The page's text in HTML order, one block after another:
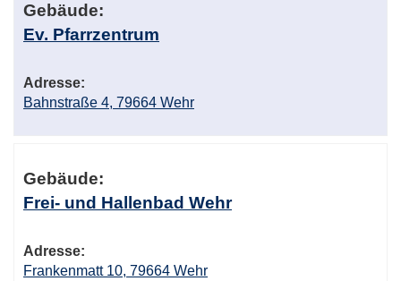
Gebäude:
Ev. Pfarrzentrum
Adresse:
Bahnstraße 4, 79664 Wehr
Gebäude:
Frei- und Hallenbad Wehr
Adresse:
Frankenmatt 10, 79664 Wehr